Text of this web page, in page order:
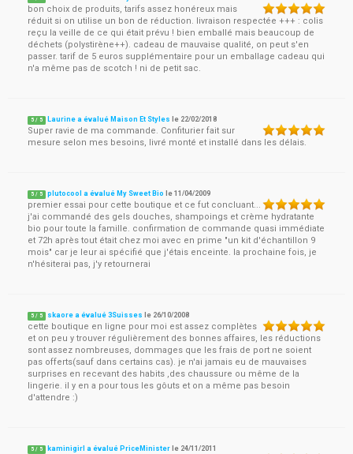
bon choix de produits, tarifs assez honéreux mais
réduit si on utilise un bon de réduction. livraison respectée +++ : colis
reçu la veille de ce qui était prévu ! bien emballé mais beaucoup de
déchets (polystirène++). cadeau de mauvaise qualité, on peut s'en
passer. tarif de 5 euros supplémentaire pour un emballage cadeau qui
n'a même pas de scotch ! ni de petit sac.
5 / 5 Laurine a évalué Maison Et Styles le 22/02/2018
Super ravie de ma commande. Confiturier fait sur
mesure selon mes besoins, livré monté et installé dans les délais.
5 / 5 plutocool a évalué My Sweet Bio le11/04/2009
premier essai pour cette boutique et ce fut concluant...
j'ai commandé des gels douches, shampoings et crème hydratante
bio pour toute la famille. confirmation de commande quasi immédiate
et 72h après tout était chez moi avec en prime "un kit d'échantillon 9
mois" car je leur ai spécifié que j'étais enceinte. la prochaine fois, je
n'hésiterai pas, j'y retournerai
5 / 5 skaore a évalué 3Suisses le 26/10/2008
cette boutique en ligne pour moi est assez complètes
et on peu y trouver régulièrement des bonnes affaires, les réductions
sont assez nombreuses, dommages que les frais de port ne soient
pas offerts(sauf dans certains cas). je n'ai jamais eu de mauvaises
surprises en recevant des habits ,des chaussure ou même de la
lingerie. il y en a pour tous les gôuts et on a même pas besoin
d'attendre :)
5 / 5 kaminigirl a évalué PriceMinister le 24/11/2011